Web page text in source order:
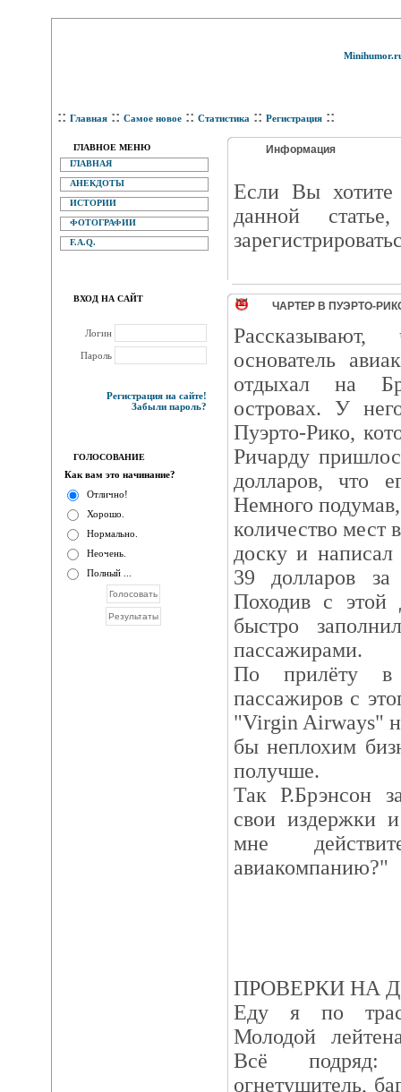
:: Главная :: Самое новое :: Статистика :: Регистрация ::
ГЛАВНОЕ МЕНЮ
ГЛАВНАЯ
АНЕКДОТЫ
ИСТОРИИ
ФОТОГРАФИИ
F.A.Q.
ВХОД НА САЙТ
Логин
Пароль
Регистрация на сайте!
Забыли пароль?
ГОЛОСОВАНИЕ
Как вам это начинание?
Отлично!
Хорошо.
Нормально.
Неочень.
Полный ...
Информация
Eсли Вы хотите
данной
ЧАРТЕР В ПУЭРТО-
основатель
отдыхал на
островах. У
Пуэрто-Рико,
Ричарду
долларов, что
Немного
количество мест
доску и
39 долларов
Походив с этой
быстро
пассажирами.
По прилёту в
пассажиров с
"Virgin Airways"
бы неплохим
получше.
Так Р.Брэнсон
свои издержки
мне
авиакомпанию?"
ПРОВЕРКИ НА
Еду я по
Молодой
Всё подряд:
огнетушитель,